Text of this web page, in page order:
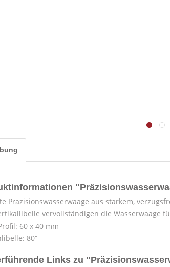
Präzisionswasserwaage aus starkem,
vervollständigen die Wasserwaage
60 x 40 mm
80“
Links zu